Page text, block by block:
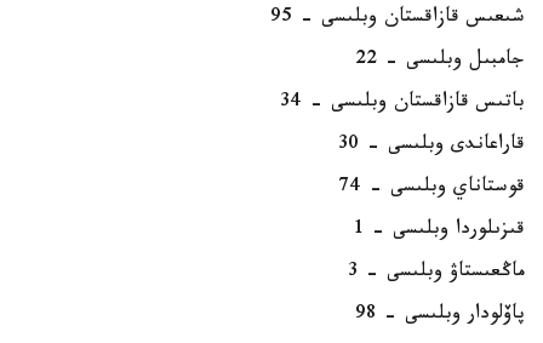
شىعىس قازاقستان وبلىسى - 95
جامبىل وبلىسى - 22
باتىس قازاقستان وبلىسى - 34
قاراعاندى وبلىسى - 30
قوستاناي وبلىسى - 74
قىزىلوردا وبلىسى - 1
ماڭعىستاۋ وبلىسى - 3
پاۆلودار وبلىسى - 98